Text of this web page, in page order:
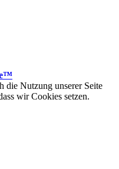
die Nutzung unserer Seite
wir Cookies setzen.